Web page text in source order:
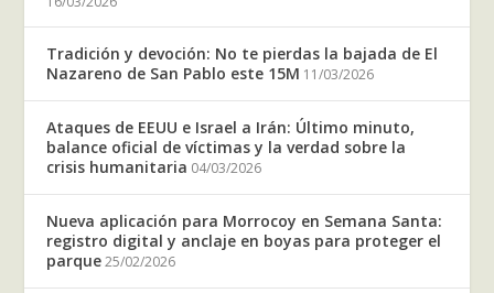
Tradición y devoción: No te pierdas la bajada de El
Nazareno de San Pablo este 15M 11/03/2026
Ataques de EEUU e Israel a Irán: Último minuto,
balance oficial de víctimas y la verdad sobre la
crisis humanitaria 04/03/2026
Nueva aplicación para Morrocoy en Semana Santa:
registro digital y anclaje en boyas para proteger el
parque 25/02/2026